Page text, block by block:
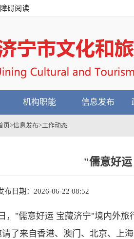
碍阅读
机构职能 信息发布
页>信息发布>工作动态
"儒意好
布日期：2026-06-22 08:52
，"儒意好运 宝藏济宁"境内外旅
了来自香港、澳门、北京、上